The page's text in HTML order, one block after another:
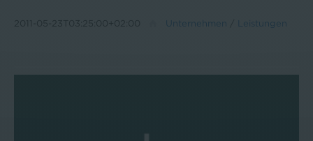
2011-05-23T03:25:00+02:00 Unternehmen Leistungen